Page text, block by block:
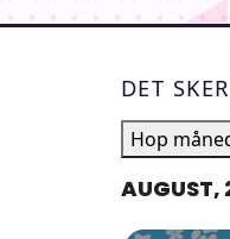
DET
Hop
AUGUST,